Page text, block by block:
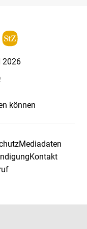
2026
können
Mediadaten
Kontakt